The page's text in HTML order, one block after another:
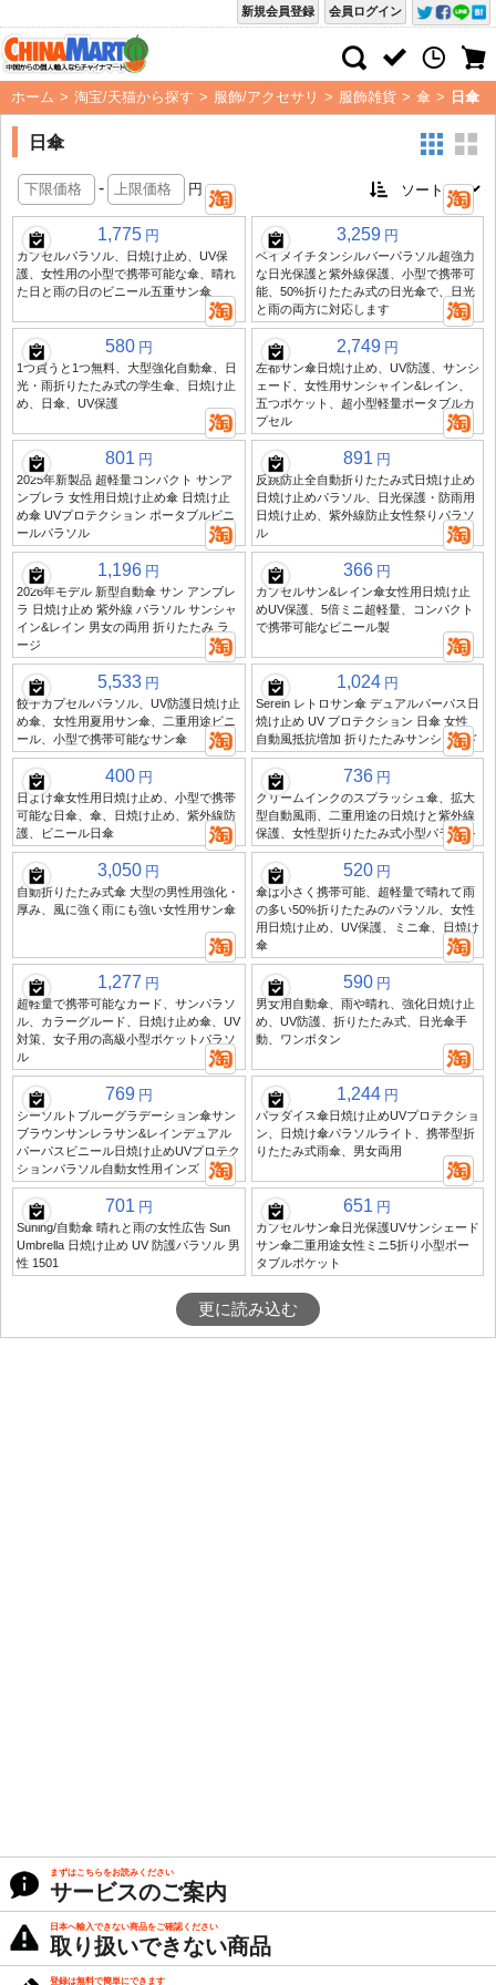
会員ログイン
新規会員登録
ホーム > 淘宝/天猫から探す > 服飾/アクセサリ > 服飾雑貨 > 傘 > 日傘
日傘
- 円
1,775 円
カプセルパラソル、日焼け止め、UV保
護、女性用の小型で携帯可能な傘、晴れ
た日と雨の日のビニール五重サン傘
3,259 円
ベイメイチタンシルバーパラソル超強力
な日光保護と紫外線保護、小型で携帯可
能、50%折りたたみ式の日光傘で、日光
と雨の両方に対応します
580 円
1つ買うと1つ無料、大型強化自動傘、日
光・雨折りたたみ式の学生傘、日焼け止
め、日傘、UV保護
2,749 円
左都サン傘日焼け止め、UV防護、サンシ
ェード、女性用サンシャイン&レイン、
五つポケット、超小型軽量ポータブルカ
プセル
801 円
2025年新製品 超軽量コンパクト サンア
ンブレラ 女性用日焼け止め傘 日焼け止
め傘 UVプロテクション ポータブルビニ
ールパラソル
891 円
反跳防止全自動折りたたみ式日焼け止め
日焼け止めパラソル、日光保護・防雨用
日焼け止め、紫外線防止女性祭りパラソ
ル
1,196 円
2026年モデル 新型自動傘 サン アンブレ
ラ 日焼け止め 紫外線 パラソル サンシャ
イン&レイン 男女の両用 折りたたみ ラ
ージ
366 円
カプセルサン&レイン傘女性用日焼け止
めUV保護、5倍ミニ超軽量、コンパクト
で携帯可能なビニール製
5,533 円
餃子カプセルパラソル、UV防護日焼け止
め傘、女性用夏用サン傘、二重用途ビニ
ール、小型で携帯可能なサン傘
1,024 円
Serein レトロサン傘 デュアルパーパス日
焼け止め UV プロテクション 日傘 女性
自動風抵抗増加 折りたたみサンシェード
400 円
日よけ傘女性用日焼け止め、小型で携帯
可能な日傘、傘、日焼け止め、紫外線防
護、ビニール日傘
736 円
クリームインクのスプラッシュ傘、拡大
型自動風雨、二重用途の日焼けと紫外線
保護、女性型折りたたみ式小型パラソル
3,050 円
自動折りたたみ式傘 大型の男性用強化・
厚み、風に強く雨にも強い女性用サン傘
520 円
傘は小さく携帯可能、超軽量で晴れて雨
の多い50%折りたたみのパラソル、女性
用日焼け止め、UV保護、ミニ傘、日焼け
傘
1,277 円
超軽量で携帯可能なカード、サンパラソ
ル、カラーグルード、日焼け止め傘、UV
対策、女子用の高級小型ポケットパラソ
ル
590 円
男女用自動傘、雨や晴れ、強化日焼け止
め、UV防護、折りたたみ式、日光傘手
動、ワンボタン
769 円
シーソルトブルーグラデーション傘サン
ブラウンサンレラサン&レインデュアル
パーパスビニール日焼け止めUVプロテク
ションパラソル自動女性用インズ
1,244 円
パラダイス傘日焼け止めUVプロテクショ
ン、日焼け傘パラソルライト、携帯型折
りたたみ式雨傘、男女両用
701 円
Suning/自動傘 晴れと雨の女性広告 Sun
Umbrella 日焼け止め UV 防護パラソル 男
性 1501
651 円
カプセルサン傘日光保護UVサンシェード
サン傘二重用途女性ミニ5折り小型ポー
タブルポケット
更に読み込む
まずはこちらをお読みください
サービスのご案内
日本へ輸入できない商品をご確認ください
取り扱いできない商品
登録は無料で簡単にできます